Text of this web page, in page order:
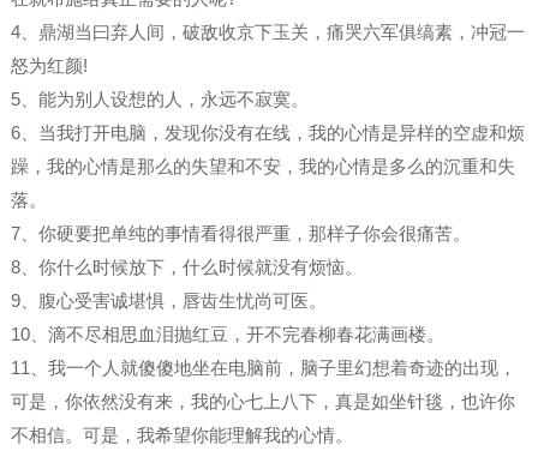
4、鼎湖当曰弃人间，破敌收京下玉关，痛哭六军俱缟素，冲冠一
怒为红颜!
5、能为别人设想的人，永远不寂寞。
6、当我打开电脑，发现你没有在线，我的心情是异样的空虚和烦
躁，我的心情是那么的失望和不安，我的心情是多么的沉重和失
落。
7、你硬要把单纯的事情看得很严重，那样子你会很痛苦。
8、你什么时候放下，什么时候就没有烦恼。
9、腹心受害诚堪惧，唇齿生忧尚可医。
10、滴不尽相思血泪抛红豆，开不完春柳春花满画楼。
11、我一个人就傻傻地坐在电脑前，脑子里幻想着奇迹的出现，
可是，你依然没有来，我的心七上八下，真是如坐针毯，也许你
不相信。可是，我希望你能理解我的心情。